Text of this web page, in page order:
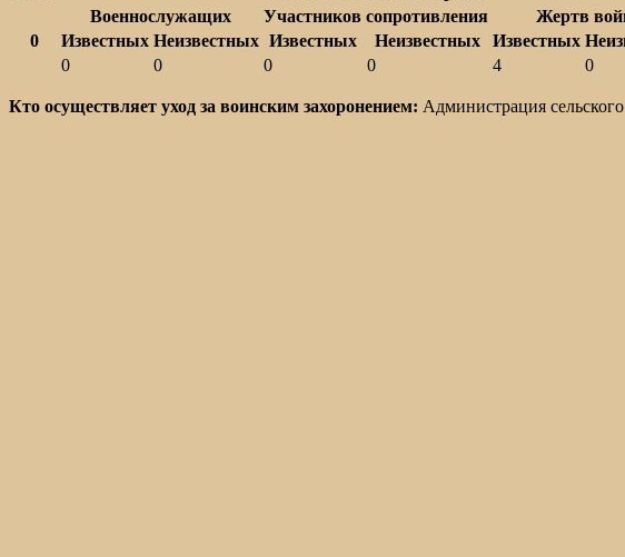
0
Военнослужащих Участников сопротивления
Жертв
Известных Неизвестных Известных Неизвестных Известных
0
0 0 0 4 0
Кто осуществляет уход за воинским захоронением: Администрация